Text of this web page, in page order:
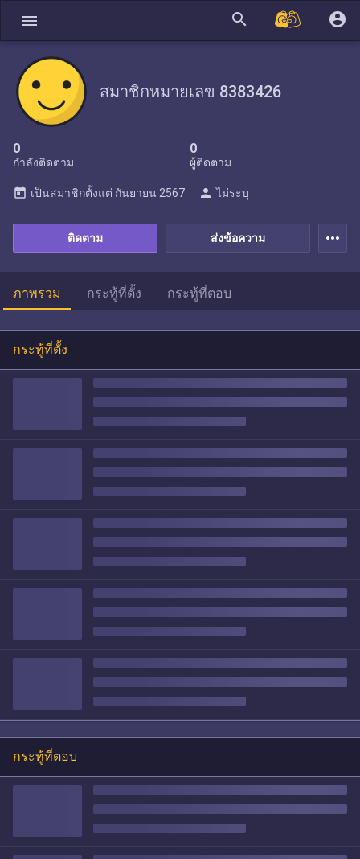
menu search account_circle
สมาชิกหมายเลข 8383426
0
กำลังติดตาม
0
ผู้ติดตาม
ส่งข้อความ
ติดตาม
today เป็นสมาชิกตั้งแต่ กันยายน 2567 person ไม่ระบุ
more_horiz
ภาพรวม กระทู้ที่ตั้ง กระทู้ที่ตอบ
กระทู้ที่ตั้ง
กระทู้ที่ตอบ